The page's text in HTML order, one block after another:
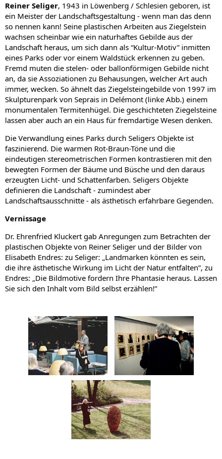
Reiner Seliger, 1943 in Löwenberg / Schlesien geboren, ist
ein Meister der Landschaftsgestaltung - wenn man das denn
so nennen kann! Seine plastischen Arbeiten aus Ziegelstein
wachsen scheinbar wie ein naturhaftes Gebilde aus der
Landschaft heraus, um sich dann als “Kultur-Motiv” inmitten
eines Parks oder vor einem Waldstück erkennen zu geben.
Fremd muten die stelen- oder ballonförmigen Gebilde nicht
an, da sie Assoziationen zu Behausungen, welcher Art auch
immer, wecken. So ähnelt das Ziegelsteingebilde von 1997 im
Skulpturenpark von Seprais in Delémont (linke Abb.) einem
monumentalen Termitenhügel. Die geschichteten Ziegelsteine
lassen aber auch an ein Haus für fremdartige Wesen denken.
Die Verwandlung eines Parks durch Seligers Objekte ist
faszinierend. Die warmen Rot-Braun-Töne und die
eindeutigen stereometrischen Formen kontrastieren mit den
bewegten Formen der Bäume und Büsche und den daraus
erzeugten Licht- und Schattenfarben. Seligers Objekte
definieren die Landschaft - zumindest aber
Landschaftsausschnitte - als ästhetisch erfahrbare Gegenden.
Vernissage
Dr. Ehrenfried Kluckert gab Anregungen zum Betrachten der
plastischen Objekte von Reiner Seliger und der Bilder von
Elisabeth Endres: zu Seliger: „Landmarken könnten es sein,
die ihre ästhetische Wirkung im Licht der Natur entfalten”, zu
Endres: „Die Bildmotive fordern Ihre Phantasie heraus. Lassen
Sie sich den Inhalt vom Bild selbst erzählen!”